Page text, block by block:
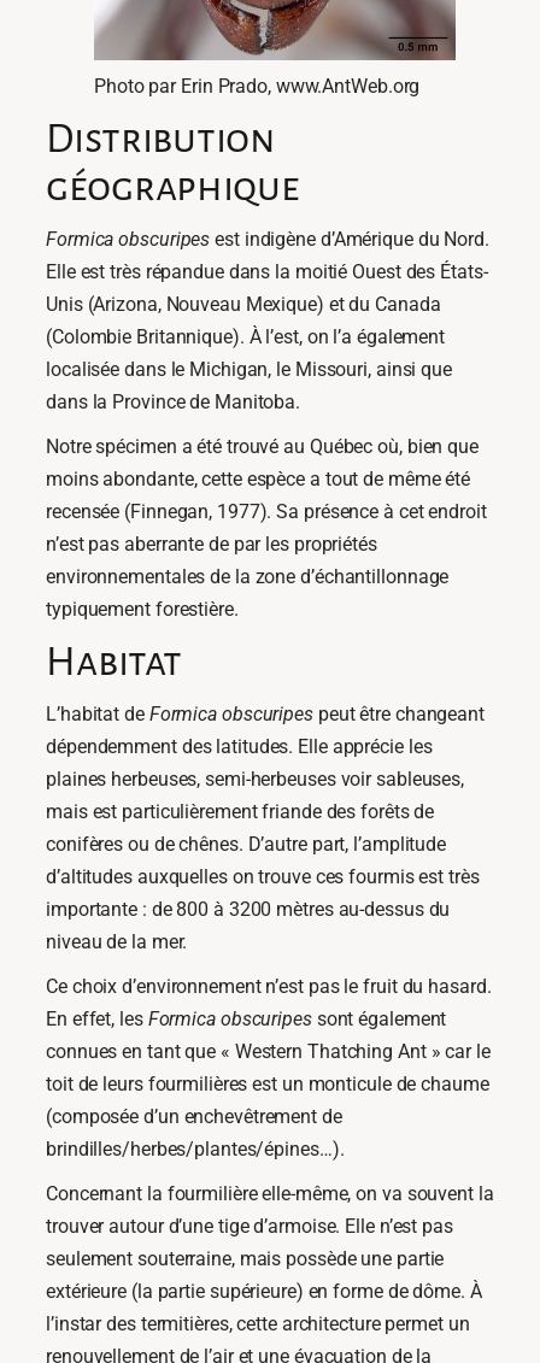
Photo par Erin Prado, www.AntWeb.org
Distribution
géographique
Formica obscuripes est indigène d’Amérique du Nord.
Elle est très répandue dans la moitié Ouest des États-
Unis (Arizona, Nouveau Mexique) et du Canada
(Colombie Britannique). À l’est, on l’a également
localisée dans le Michigan, le Missouri, ainsi que
dans la Province de Manitoba.
Notre spécimen a été trouvé au Québec où, bien que
moins abondante, cette espèce a tout de même été
recensée (Finnegan, 1977). Sa présence à cet endroit
n’est pas aberrante de par les propriétés
environnementales de la zone d’échantillonnage
typiquement forestière.
Habitat
L’habitat de Formica obscuripespeut être changeant
dépendemment des latitudes. Elle apprécie les
plaines herbeuses, semi-herbeuses voir sableuses,
mais est particulièrement friande des forêts de
conifères ou de chênes. D’autre part, l’amplitude
d’altitudes auxquelles on trouve ces fourmis est très
importante : de 800 à 3200 mètres au-dessus du
niveau de la mer.
Ce choix d’environnement n’est pas le fruit du hasard.
En effet, les Formica obscuripessont également
connues en tant que « Western Thatching Ant » car le
toit de leurs fourmilières est un monticule de chaume
(composée d’un enchevêtrement de
brindilles/herbes/plantes/épines…).
Concernant la fourmilière elle-même, on va souvent la
trouver autour d’une tige d’armoise. Elle n’est pas
seulement souterraine, mais possède une partie
extérieure (la partie supérieure) en forme de dôme. À
l’instar des termitières, cette architecture permet un
renouvellement de l’air et une évacuation de la